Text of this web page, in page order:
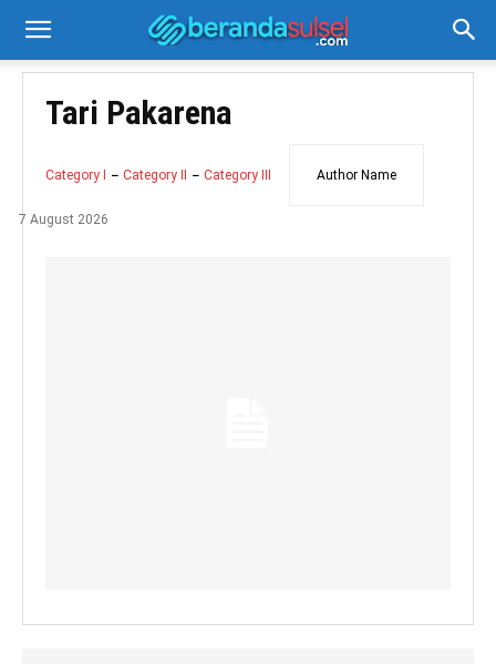
Tari Pakarena
Category I Category II Category III Author Name
7 August 2026